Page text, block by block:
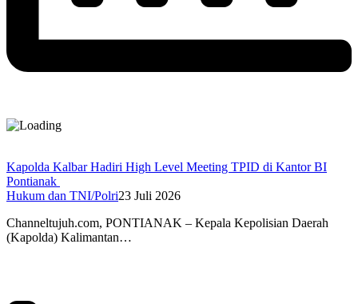
Kapolda Kalbar Hadiri High Level Meeting TPID di Kantor BI
Pontianak
Hukum dan TNI/Polri23 Juli 2026
Channeltujuh.com, PONTIANAK – Kepala Kepolisian Daerah
(Kapolda) Kalimantan…